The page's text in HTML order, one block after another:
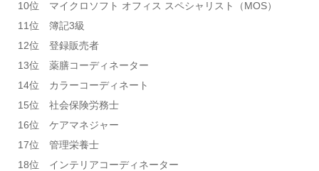
10位 マイクロソフト オフィス スペシャリスト（MOS）
11位 簿記3級
12位 登録販売者
13位 薬膳コーディネーター
14位 カラーコーディネート
15位 社会保険労務士
16位 ケアマネジャー
17位 管理栄養士
18位 インテリアコーディネーター